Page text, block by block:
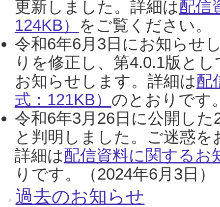
更新しました。詳細は配信
124KB） をご覧ください。
令和6年6月3日にお知らせ
りを修正し、第4.0.1版と
お知らせします。詳細は配
式：121KB） のとおりです
令和6年3月26日に公開し
と判明しました。ご迷惑
詳細は配信資料に関するお
りです。（2024年6月3日）
過去のお知らせ